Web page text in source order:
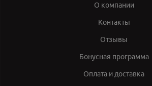
О компании
Контакты
Отзывы
Бонусная программа
Оплата и доставка